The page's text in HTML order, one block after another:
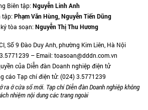
Biên tập:Nguyễn Linh Anh
tập:Phạm Văn Hùng, Nguyễn Tiến Dũng
tòa soạn:Nguyễn Thị Thu Hương
Số 9 Đào Duy Anh, phường Kim Liên, Hà Nội
– Email: toasoan@dddn.com.vn
của Diễn đàn Doanh nghiệp điện tử
cáo Tạp chí điện tử: (024) 3.5771239
ra ở cửa sổ mới. Tạp chí Diễn đàn Doanh nghiệp không
nhiệm nội dung các trang ngoài